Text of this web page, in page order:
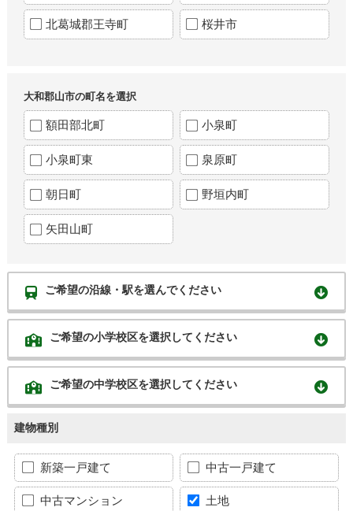
北葛城郡王寺町 桜井市
大和郡山市の町名を選択
額田部北町 小泉町
小泉町東 泉原町
朝日町 野垣内町
矢田山町
ご希望の沿線・駅を選んでください
ご希望の小学校区を選択してください
ご希望の中学校区を選択してください
建物種別
新築一戸建て 中古一戸建て
中古マンション 土地